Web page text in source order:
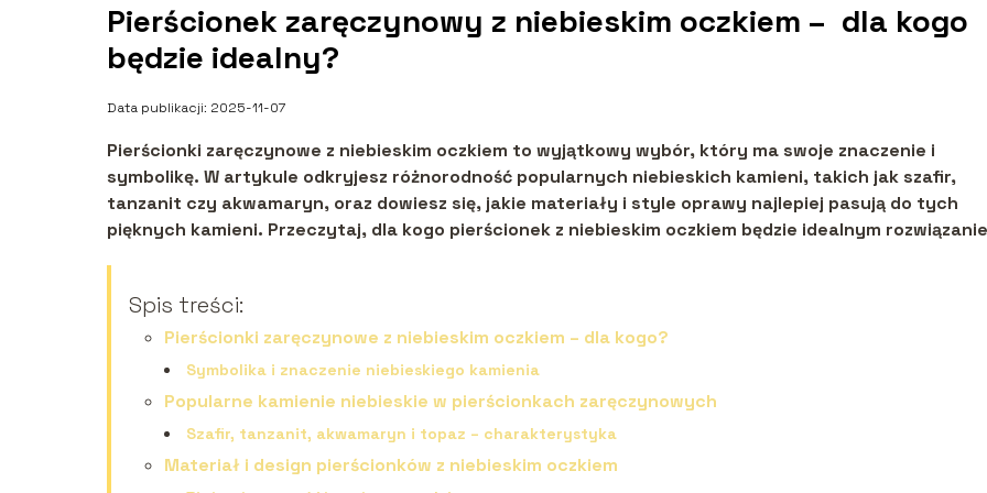
Pierścionek zaręczynowy z niebieskim oczkiem – dla kogo
będzie idealny?
Data publikacji: 2025-11-07
Pierścionki zaręczynowe z niebieskim oczkiem to wyjątkowy wybór, który ma swoje znaczenie i
symbolikę. W artykule odkryjesz różnorodność popularnych niebieskich kamieni, takich jak szafir,
tanzanit czy akwamaryn, oraz dowiesz się, jakie materiały i style oprawy najlepiej pasują do tych
pięknych kamieni. Przeczytaj, dla kogo pierścionek z niebieskim oczkiem będzie idealnym
Spis treści:
Pierścionki zaręczynowe z niebieskim oczkiem – dla kogo?
Symbolika i znaczenie niebieskiego kamienia
Popularne kamienie niebieskie w pierścionkach zaręczynowych
Szafir, tanzanit, akwamaryn i topaz – charakterystyka
Materiał i design pierścionków z niebieskim oczkiem